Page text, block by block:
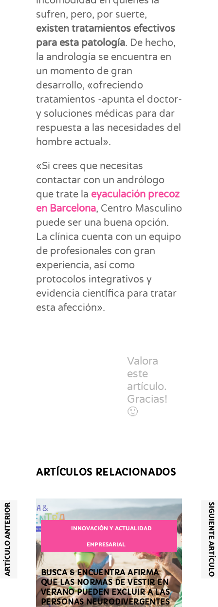
sufren, pero, por suerte,
existen tratamientos efectivos
para esta patología. De hecho,
la andrología se encuentra en
un momento de gran
desarrollo, «ofreciendo
tratamientos -apunta el doctor-
y soluciones médicas para dar
respuesta a las necesidades del
hombre actual».
«Si crees que necesitas
contactar con un andrólogo
que trate la eyaculación precoz
en Barcelona, Centro Masculino
puede ser una buena opción.
La clínica cuenta con un equipo
de profesionales con gran
experiencia, así como
protocolos integrativos y
evidencia científica para tratar
esta afección».
Valora
este
artículo.
Gracias!
🙂
ARTÍCULO ANTERIOR SIGUIENTE ARTÍCULO
ARTÍCULOS RELACIONADOS
INNOVACIÓN Y ACTUALIDAD
EMPRESARIAL
BUSCA & ENCUENTRA AFIRMA
QUE LAS NORMAS DE VESTIR EN
VERANO PUEDEN EXCLUIR A LAS
PERSONAS NEURODIVERGENTES